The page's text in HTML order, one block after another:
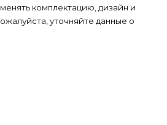
комплектацию, дизайн и
уточняйте данные о